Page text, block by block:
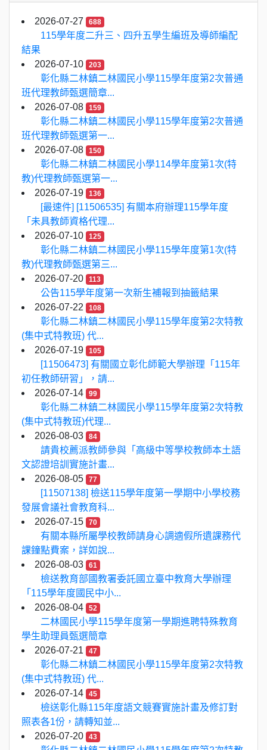
2026-07-27 688
115學年度二升三、四升五學生編班及導師編配
結果
2026-07-10
203
彰化縣二林鎮二林國民小學115學年度第2次普通
班代理教師甄選簡章...
2026-07-08
159
彰化縣二林鎮二林國民小學115學年度第2次普通
班代理教師甄選第一...
2026-07-08
150
彰化縣二林鎮二林國民小學114學年度第1次(特
教)代理教師甄選第一...
2026-07-19
136
[最速件] [11506535] 有關本府辦理115學年度
「未具教師資格代理...
2026-07-10
125
彰化縣二林鎮二林國民小學115學年度第1次(特
教)代理教師甄選第三...
2026-07-20
113
公告115學年度第一次新生補報到抽籤結果
2026-07-22
108
彰化縣二林鎮二林國民小學115學年度第2次特教
(集中式特教班) 代...
2026-07-19
105
[11506473] 有關國立彰化師範大學辦理「115年
初任教師研習」，請...
2026-07-14
99
彰化縣二林鎮二林國民小學115學年度第2次特教
(集中式特教班)代理...
2026-08-03
84
請貴校薦派教師參與「高級中等學校教師本土語
文認證培訓實施計畫...
2026-08-05
77
[11507138] 檢送115學年度第一學期中小學校務
發展會議社會教育科...
2026-07-15
70
有關本縣所屬學校教師請身心調適假所遺課務代
課鐘點費案，詳如說...
2026-08-03
61
檢送教育部國教署委託國立臺中教育大學辦理
「115學年度國民中小...
2026-08-04
52
二林國民小學115學年度第一學期進聘特殊教育
學生助理員甄選簡章
2026-07-21
47
彰化縣二林鎮二林國民小學115學年度第2次特教
(集中式特教班) 代...
2026-07-14
45
檢送彰化縣115年度語文競賽實施計畫及修訂對
照表各1份，請轉知並...
2026-07-20
43